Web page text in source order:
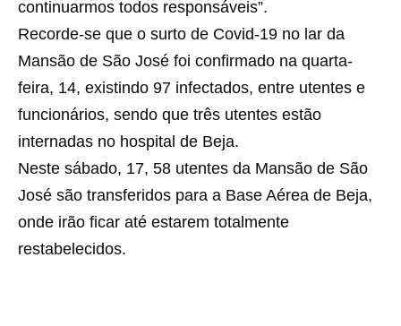
continuarmos todos responsáveis”.
Recorde-se que o surto de Covid-19 no lar da
Mansão de São José foi confirmado na quarta-
feira, 14, existindo 97 infectados, entre utentes e
funcionários, sendo que três utentes estão
internadas no hospital de Beja.
Neste sábado, 17, 58 utentes da Mansão de São
José são transferidos para a Base Aérea de Beja,
onde irão ficar até estarem totalmente
restabelecidos.